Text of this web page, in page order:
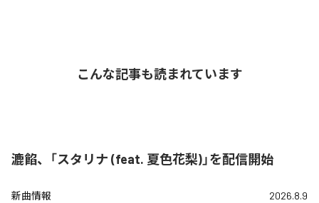
こんな記事も読まれています
漉餡、「スタリナ (feat. 夏色花梨)」を配信開始
新曲情報 2026.8.9